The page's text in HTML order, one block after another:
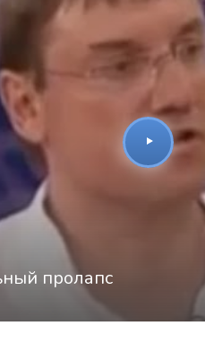
Награжден почетным
«Золотой
лучший
пролапс